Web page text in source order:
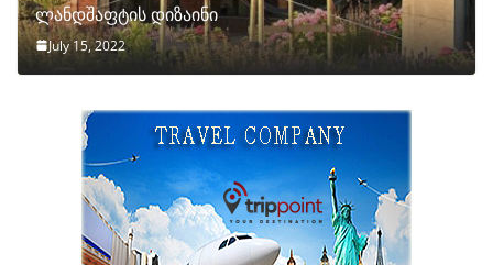
ლანდშაფტის დიზაინი
July 15, 2022